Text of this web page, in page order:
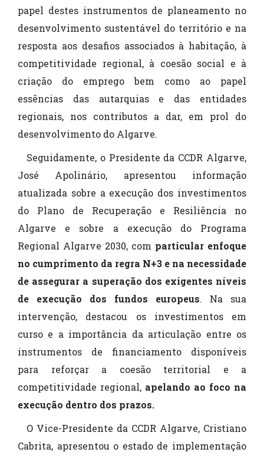
papel destes instrumentos de planeamento no
desenvolvimento sustentável do território e na
resposta aos desafios associados à habitação, à
competitividade regional, à coesão social e à
criação do emprego bem como ao papel
essências das autarquias e das entidades
regionais, nos contributos a dar, em prol do
desenvolvimento do Algarve.
Seguidamente, o Presidente da CCDR Algarve,
José Apolinário, apresentou informação
atualizada sobre a execução dos investimentos
do Plano de Recuperação e Resiliência no
Algarve e sobre a execução do Programa
Regional Algarve 2030, com particular enfoque
no cumprimento da regra N+3 e na necessidade
de assegurar a superação dos exigentes níveis
de execução dos fundos europeus. Na sua
intervenção, destacou os investimentos em
curso e a importância da articulação entre os
instrumentos de financiamento disponíveis
para reforçar a coesão territorial e a
competitividade regional, apelando ao foco na
execução dentro dos prazos.
O Vice-Presidente da CCDR Algarve, Cristiano
Cabrita, apresentou o estado de implementação